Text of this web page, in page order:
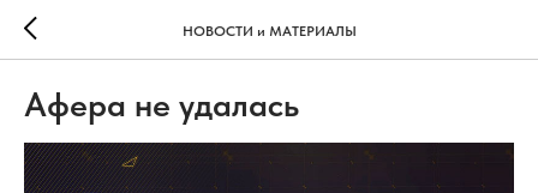
НОВОСТИ и МАТЕРИАЛЫ
Афера не удалась